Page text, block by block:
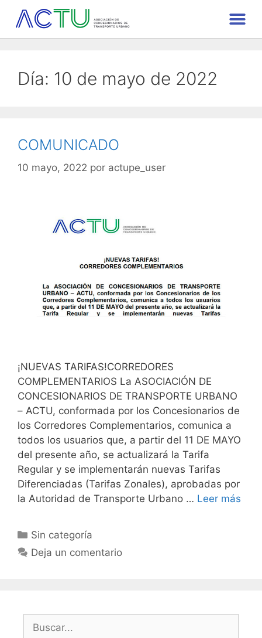
Día: 10 de mayo de 2022
COMUNICADO
10 mayo, 2022 por actupe_user
¡NUEVAS TARIFAS!CORREDORES
COMPLEMENTARIOS La ASOCIACIÓN DE
CONCESIONARIOS DE TRANSPORTE URBANO
– ACTU, conformada por los Concesionarios de
los Corredores Complementarios, comunica a
todos los usuarios que, a partir del 11 DE MAYO
del presente año, se actualizará la Tarifa
Regular y se implementarán nuevas Tarifas
Diferenciadas (Tarifas Zonales), aprobadas por
la Autoridad de Transporte Urbano … Leer más
Sin categoría
Deja un comentario